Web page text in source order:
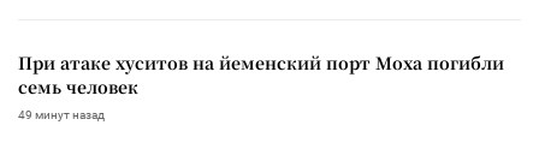
При атаке хуситов на йеменский порт Моха погибли
семь человек
49 минут назад